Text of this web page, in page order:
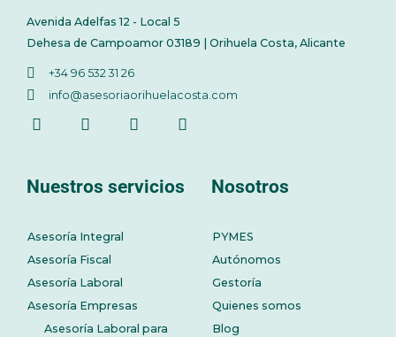
Avenida Adelfas 12 - Local 5
Dehesa de Campoamor 03189 | Orihuela Costa, Alicante
+34 96 532 31 26
info@asesoriaorihuelacosta.com
Nuestros servicios
Asesoría Integral
Asesoría Fiscal
Asesoría Laboral
Asesoría Empresas
Asesoría Laboral para
Nosotros
PYMES
Autónomos
Gestoría
Quienes somos
Blog